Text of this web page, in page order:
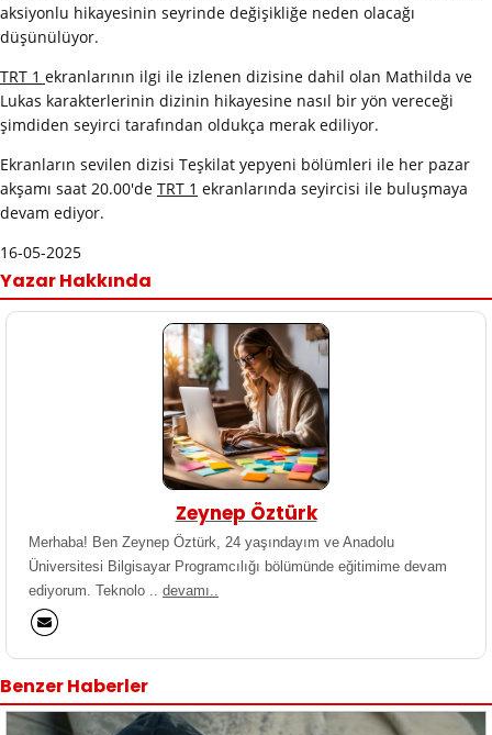
aksiyonlu hikayesinin seyrinde değişikliğe neden olacağı
düşünülüyor.
TRT 1 ekranlarının ilgi ile izlenen dizisine dahil olan Mathilda ve
Lukas karakterlerinin dizinin hikayesine nasıl bir yön vereceği
şimdiden seyirci tarafından oldukça merak ediliyor.
Ekranların sevilen dizisi Teşkilat yepyeni bölümleri ile her pazar
akşamı saat 20.00'de TRT 1 ekranlarında seyircisi ile buluşmaya
devam ediyor.
16-05-2025
Yazar Hakkında
Zeynep Öztürk
Merhaba! Ben Zeynep Öztürk, 24 yaşındayım ve Anadolu
Üniversitesi Bilgisayar Programcılığı bölümünde eğitimime devam
ediyorum. Teknolo .. devamı..
Benzer Haberler